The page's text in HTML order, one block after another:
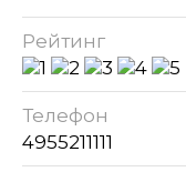
Рейтинг
Телефон
4955211111